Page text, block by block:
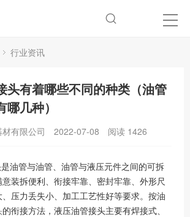
行业资讯
头有着哪些不同的种类（油管
几种）
有限公司 2022-07-08 阅读 1426
管与油管、油管与液压元件之间的可拆
装拆便利、衔接牢靠、密封牢靠、外形尺
压力丢失小、加工工艺性好等要求。按油
的衔接方法，液压油管接头主要有焊接式、